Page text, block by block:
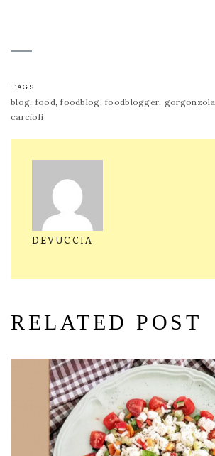
TAGS
blog, food,foodblog,foodblogger, gorgonzola
carciofi
DEVUCCIA
RELATED POST